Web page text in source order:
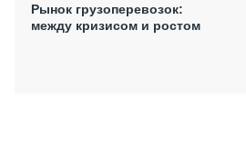
Рынок грузоперевозок:
между кризисом и ростом